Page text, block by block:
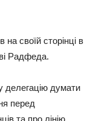
своїй сторінці в
Радфеда.
делегацію думати
перед
та про лінію